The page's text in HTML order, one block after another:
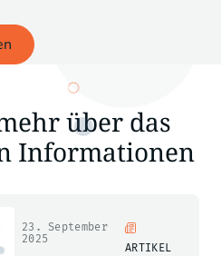
über das
Informationen
ARTIKEL
23. September
2025